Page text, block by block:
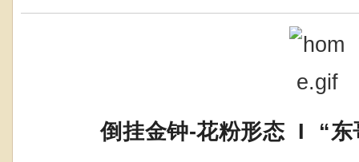
倒挂金钟-花粉形态 I “东